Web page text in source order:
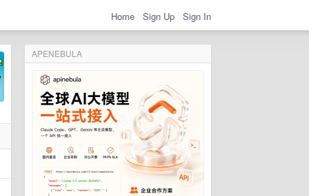
Home Sign Up Sign In
APENEBULA